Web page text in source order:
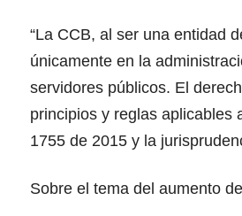
“La CCB, al ser una entidad
únicamente en la
servidores públicos. El
principios y reglas aplicables
1755 de 2015 y la
Sobre el tema del aumento